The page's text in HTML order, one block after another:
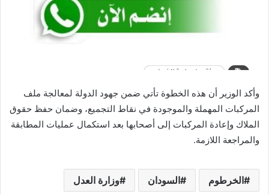
وأكد الوزير أن هذه الخطوة تأتي ضمن جهود الدولة لمعالجة ملف
المركبات المهملة والموجودة في نقاط التجميع، وضمان حفظ حقوق
الملاك وإعادة المركبات إلى أصحابها بعد استكمال عمليات المطابقة
والمراجعة اللازمة.
الخرطوم السودان وزارة العدل